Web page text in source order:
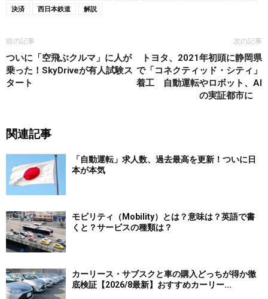
決済
西日本鉄道 解説
前の記事
ついに「空飛ぶクルマ」に人が
乗った！SkyDriveが有人試験ス
タート
次の記事
トヨタ、2021年初頭に静岡県
で「コネクティッド・シティ」
着工 自動運転やロボット、AI
の実証都市に
関連記事
「自動運転」求人数、過去最高を更新！ついに日
本が本気
モビリティ（Mobility）とは？意味は？英語で書
くと？サービスの種類は？
カーリース・サブスクと車の購入どっちが得か徹
底検証【2026/8最新】おすすめカーリー...